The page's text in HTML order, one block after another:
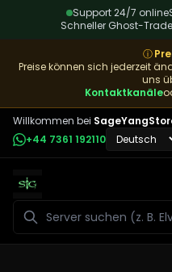
Support 24/7 online
Schneller Ghost-Trade
ⓘ
Preise können sich jederzeit
uns
Kontaktkanäle
Willkommen bei
+44 7361 192110
Suchen